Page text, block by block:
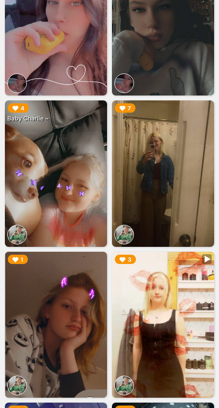
4
Baby Charlie ~
▶︎ 7
▶︎
1
▶︎ 3
▶︎